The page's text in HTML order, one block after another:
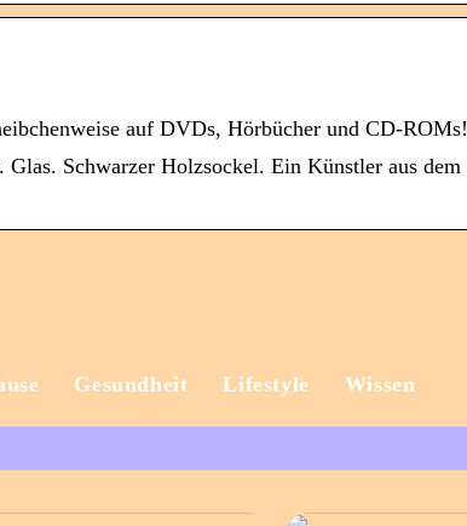
auf DVDs, Hörbücher und CD-ROMs!
Schwarzer Holzsockel. Ein Künstler aus dem
Gesundheit Lifestyle Wissen